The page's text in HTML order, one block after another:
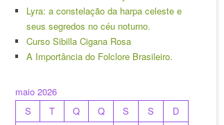
Lyra: a constelação da harpa celeste e
seus segredos no céu noturno.
Curso Sibilla Cigana Rosa
A Importância do Folclore Brasileiro.
maio 2026
S
T Q Q S S
D